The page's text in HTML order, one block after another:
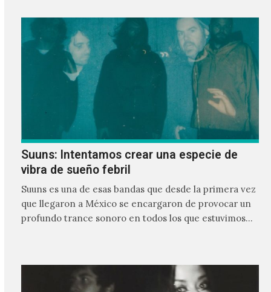
Suuns: Intentamos crear una especie de
vibra de sueño febril
Suuns es una de esas bandas que desde la primera vez
que llegaron a México se encargaron de provocar un
profundo trance sonoro en todos los que estuvimos